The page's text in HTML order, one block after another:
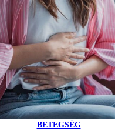
BETEGSÉG